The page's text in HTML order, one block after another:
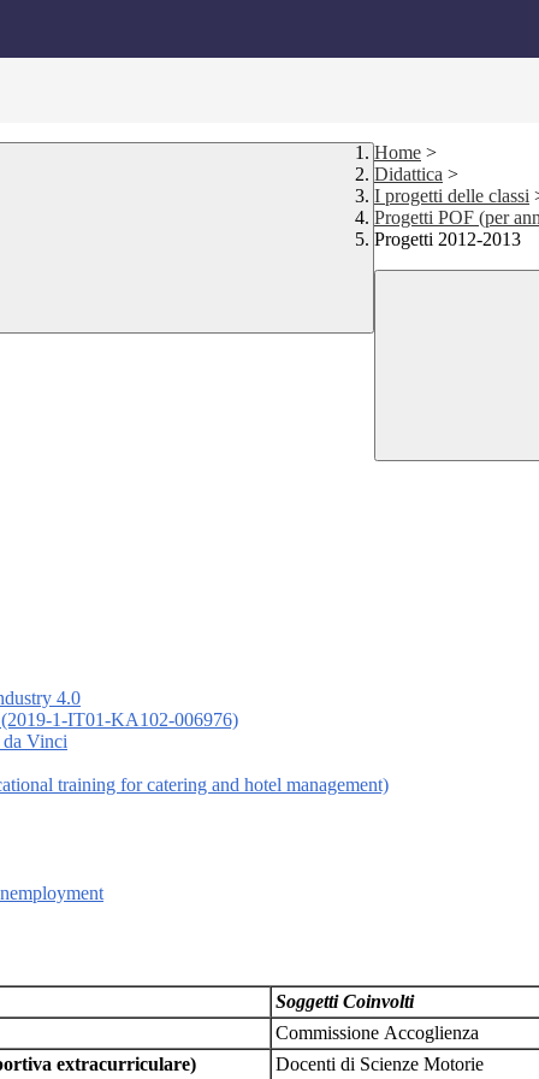
Home >
Didattica >
I progetti delle classi
Progetti POF (per
Progetti 2012-2013
4.0
1-IT01-KA102-006976)
Vinci
training for catering and hotel management)
Soggetti Coinvolti
Commissione Accoglienza
extracurriculare)
Docenti di Scienze Motorie